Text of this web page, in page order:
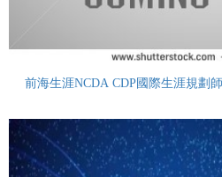
前海生涯NCDA CDP國際生涯規劃